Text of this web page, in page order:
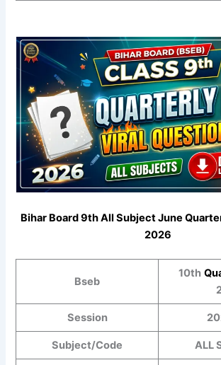
Bihar Board 9th All Subject June
2026
Bseb
10th
Session
Subject/Code ALL